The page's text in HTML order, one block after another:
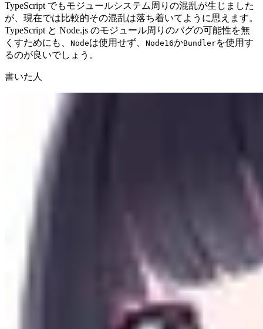
TypeScript でもモジュールシステム周りの混乱が生じました
が、現在では比較的その混乱は落ち着いてように思えます。
TypeScript と Node.js のモジュール周りのバグの可能性を無
くすためにも、 Nodeは使用せず、 Node16かBundlerを使用す
るのが良いでしょう。
書いた人